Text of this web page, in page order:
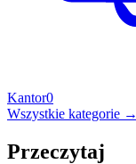
Kantor0
Wszystkie kategorie →
Przeczytaj